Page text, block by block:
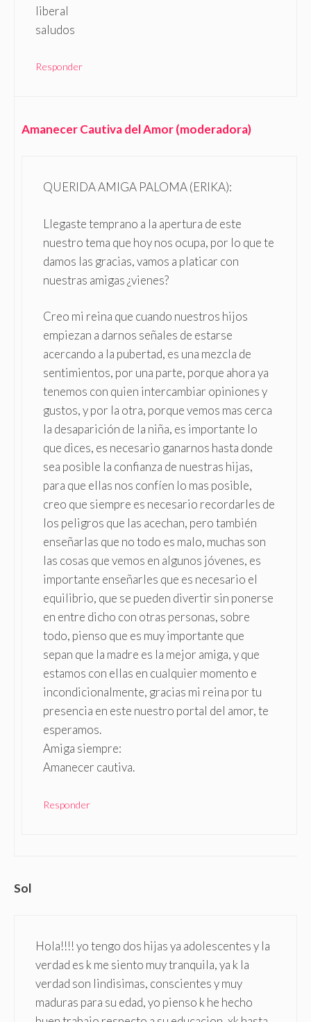
liberal
saludos
Responder
Amanecer Cautiva del Amor (moderadora)
QUERIDA AMIGA PALOMA (ERIKA):
Llegaste temprano a la apertura de este
nuestro tema que hoy nos ocupa, por lo que te
damos las gracias, vamos a platicar con
nuestras amigas ¿vienes?
Creo mi reina que cuando nuestros hijos
empiezan a darnos señales de estarse
acercando a la pubertad, es una mezcla de
sentimientos, por una parte, porque ahora ya
tenemos con quien intercambiar opiniones y
gustos, y por la otra, porque vemos mas cerca
la desaparición de la niña, es importante lo
que dices, es necesario ganarnos hasta donde
sea posible la confianza de nuestras hijas,
para que ellas nos confíen lo mas posible,
creo que siempre es necesario recordarles de
los peligros que las acechan, pero también
enseñarlas que no todo es malo, muchas son
las cosas que vemos en algunos jóvenes, es
importante enseñarles que es necesario el
equilibrio, que se pueden divertir sin ponerse
en entre dicho con otras personas, sobre
todo, pienso que es muy importante que
sepan que la madre es la mejor amiga, y que
estamos con ellas en cualquier momento e
incondicionalmente, gracias mi reina por tu
presencia en este nuestro portal del amor, te
esperamos.
Amiga siempre:
Amanecer cautiva.
Responder
Sol
Hola!!!! yo tengo dos hijas ya adolescentes y la
verdad es k me siento muy tranquila, ya k la
verdad son lindisimas, conscientes y muy
maduras para su edad, yo pienso k he hecho